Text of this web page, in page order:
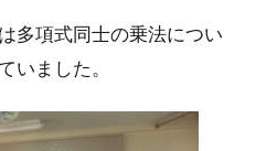
多項式同士の乗法につい
いました。